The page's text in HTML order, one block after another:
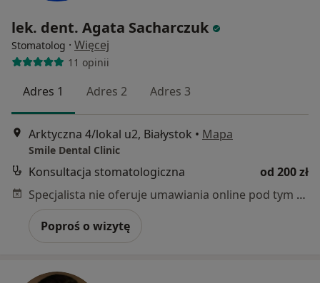
lek. dent. Agata Sacharczuk
Stomatolog · Więcej
11 opinii
Adres 1 Adres 2 Adres 3
Arktyczna 4/lokal u2, Białystok • Mapa
Smile Dental Clinic
Konsultacja stomatologiczna
od 200 zł
Specjalista nie oferuje umawiania online pod tym adresem.
Poproś o wizytę